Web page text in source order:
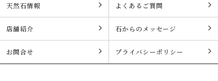
天然石情報 よくあるご質問
店舗紹介 石からのメッセージ
お問合せ プライバシーポリシー